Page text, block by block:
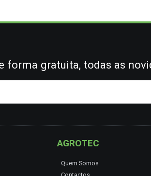
forma gratuita, todas as
AGROTEC
Quem Somos